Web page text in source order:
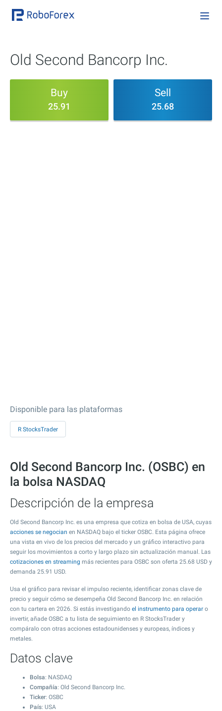
Old Second Bancorp Inc.
Buy
25.91
Sell
25.68
Disponible para las plataformas
R StocksTrader
Old Second Bancorp Inc. (OSBC) en
la bolsa NASDAQ
Descripción de la empresa
Old Second Bancorp Inc. es una empresa que cotiza en bolsa de USA, cuyas
acciones se negocian en NASDAQ bajo el ticker OSBC. Esta página ofrece
una vista en vivo de los precios del mercado y un gráfico interactivo para
seguir los movimientos a corto y largo plazo sin actualización manual. Las
cotizaciones en streaming más recientes para OSBC son oferta 25.68 USD y
demanda 25.91 USD.
Usa el gráfico para revisar el impulso reciente, identificar zonas clave de
precio y seguir cómo se desempeña Old Second Bancorp Inc. en relación
con tu cartera en 2026. Si estás investigando el instrumento para operar o
invertir, añade OSBC a tu lista de seguimiento en R StocksTrader y
compáralo con otras acciones estadounidenses y europeas, índices y
metales.
Datos clave
Bolsa: NASDAQ
Compañía: Old Second Bancorp Inc.
Ticker: OSBC
País: USA